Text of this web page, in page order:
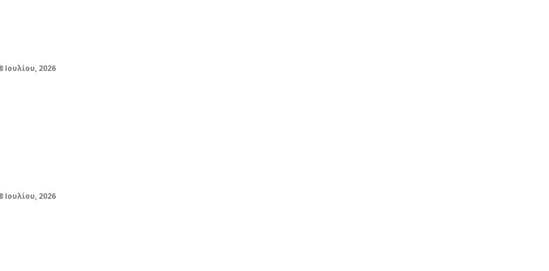
Ιουλίου, 2026
Ιουλίου, 2026